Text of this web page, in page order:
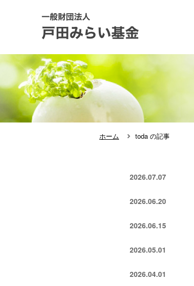
ホーム toda の記事
2026.07.07
2026.06.20
2026.06.15
2026.05.01
2026.04.01